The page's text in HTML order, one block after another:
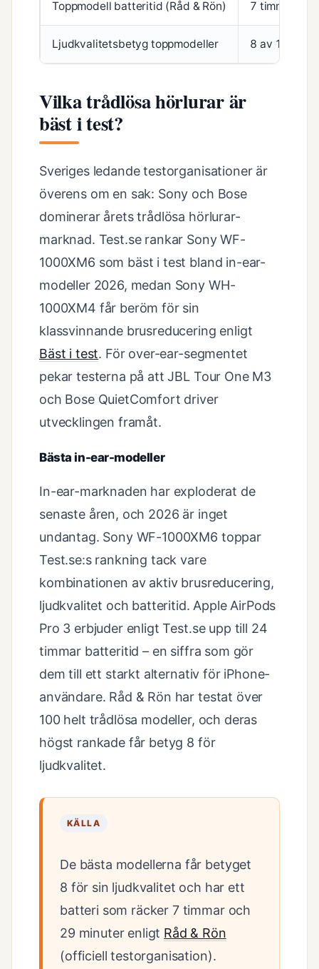
Toppmodell batteritid (Råd & Rön) 7 timmar 29
Ljudkvalitetsbetyg toppmodeller 8 av 10
Vilka trådlösa hörlurar är
bäst i test?
Sveriges ledande testorganisationer är
överens om en sak: Sony och Bose
dominerar årets trådlösa hörlurar-
marknad. Test.se rankar Sony WF-
1000XM6 som bäst i test bland in-ear-
modeller 2026, medan Sony WH-
1000XM4 får beröm för sin
klassvinnande brusreducering enligt
Bäst i test. För over-ear-segmentet
pekar testerna på att JBL Tour One M3
och Bose QuietComfort driver
utvecklingen framåt.
Bästa in-ear-modeller
In-ear-marknaden har exploderat de
senaste åren, och 2026 är inget
undantag. Sony WF-1000XM6 toppar
Test.se:s rankning tack vare
kombinationen av aktiv brusreducering,
ljudkvalitet och batteritid. Apple AirPods
Pro 3 erbjuder enligt Test.se upp till 24
timmar batteritid – en siffra som gör
dem till ett starkt alternativ för iPhone-
användare. Råd & Rön har testat över
100 helt trådlösa modeller, och deras
högst rankade får betyg 8 för
ljudkvalitet.
KÄLLA
De bästa modellerna får betyget
8 för sin ljudkvalitet och har ett
batteri som räcker 7 timmar och
29 minuter enligt Råd & Rön
(officiell testorganisation).